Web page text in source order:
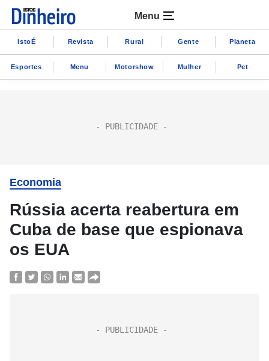
Menu
IstoÉ Revista Rural Gente Planeta
Esportes Menu Motorshow Mulher Pet
Economia
Rússia acerta reabertura em
Cuba de base que espionava
os EUA